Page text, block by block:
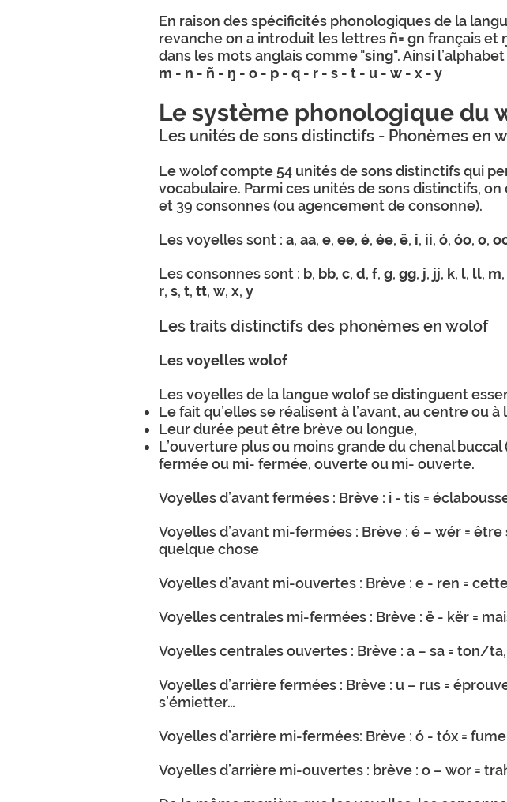
En raison des spécificités phonologiques de la
revanche on a introduit les lettres ñ= gn français et
dans les mots anglais comme "sing". Ainsi
m - n - ñ - ŋ - o - p - q - r - s - t - u - w - x - y
Le système phonologique du
Les unités de sons distinctifs - Phonèmes en
Le wolof compte 54 unités de sons distinctifs qui
vocabulaire. Parmi ces unités de sons distinctifs,
et 39 consonnes (ou agencement de consonne).
Les voyelles sont : a, aa, e, ee, é, ée, ë, i, ii, ó, óo, o,
Les consonnes sont : b, bb, c, d, f, g, gg, j, jj, k, l, ll, m,
r, s, t, tt, w, x, y
Les traits distinctifs des phonèmes en wolof
Les voyelles wolof
Les voyelles de la langue wolof se distinguent
Le fait qu’elles se réalisent à l’avant, au centre ou
Leur durée peut être brève ou longue,
L’ouverture plus ou moins grande du chenal
fermée ou mi- fermée, ouverte ou mi- ouverte.
Voyelles d’avant fermées : Brève : i - tis =
Voyelles d’avant mi-fermées : Brève : é – wér =
quelque chose
Voyelles d’avant mi-ouvertes : Brève : e - ren =
Voyelles centrales mi-fermées : Brève : ë - kër =
Voyelles centrales ouvertes : Brève : a – sa = ton/
Voyelles d’arrière fermées : Brève : u – rus =
s’émietter…
Voyelles d’arrière mi-fermées: Brève : ó - tóx =
Voyelles d’arrière mi-ouvertes : brève : o – wor =